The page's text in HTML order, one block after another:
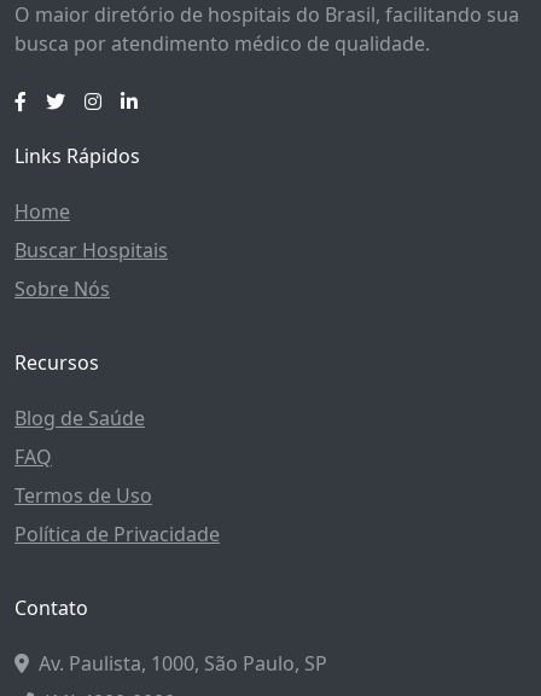
O maior diretório de hospitais do Brasil, facilitando sua
busca por atendimento médico de qualidade.
Links Rápidos
Home
Buscar Hospitais
Sobre Nós
Recursos
Blog de Saúde
FAQ
Termos de Uso
Política de Privacidade
Contato
Av. Paulista, 1000, São Paulo, SP